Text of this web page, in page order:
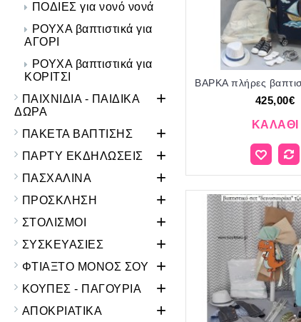
ΠΟΔΙΕΣ για νονό νονά
ΡΟΥΧΑ βαπτιστικά για
ΑΓΟΡΙ
ΡΟΥΧΑ βαπτιστικά για
ΚΟΡΙΤΣΙ
ΠΑΙΧΝΙΔΙΑ - ΠΑΙΔΙΚΑ
ΔΩΡΑ
+
ΠΑΚΕΤΑ ΒΑΠΤΙΣΗΣ +
ΠΑΡΤΥ ΕΚΔΗΛΩΣΕΙΣ +
ΠΑΣΧΑΛΙΝΑ +
ΠΡΟΣΚΛΗΣΗ +
ΣΤΟΛΙΣΜΟΙ +
ΣΥΣΚΕΥΑΣΙΕΣ +
ΦΤΙΑΞΤΟ ΜΟΝΟΣ ΣΟΥ +
ΚΟΥΠΕΣ - ΠΑΓΟΥΡΙΑ +
ΑΠΟΚΡΙΑΤΙΚΑ +
425,00€
ΚΑΛΆΘΙ